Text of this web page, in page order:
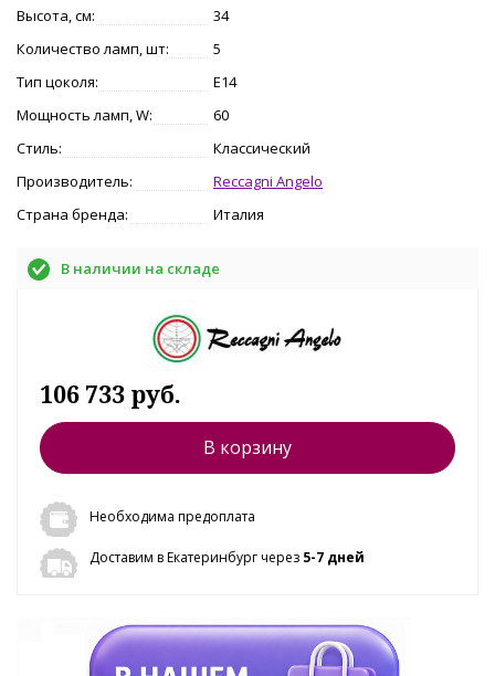
Высота, см:
34
Количество ламп, шт:
5
Тип цоколя:
E14
Мощность ламп, W:
60
Стиль:
Классический
Производитель:
Reccagni Angelo
Страна бренда:
Италия
В наличии на складе
106 733 руб.
В корзину
Необходима предоплата
Доставим в Екатеринбург через 5-7 дней